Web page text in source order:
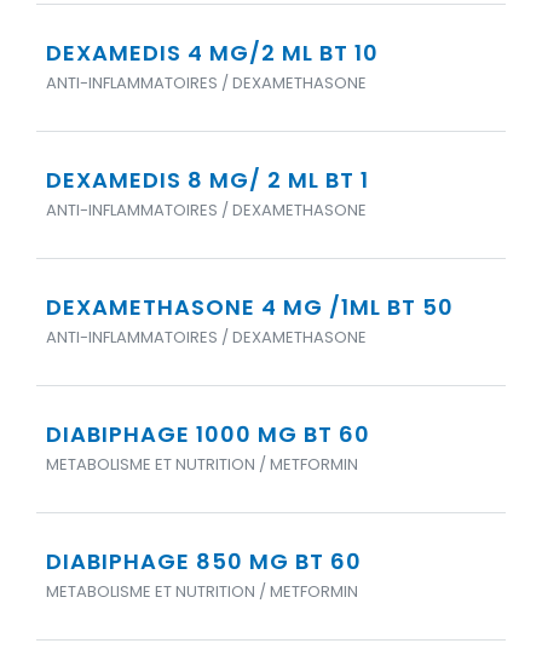
DEXAMEDIS 4 MG/2 ML BT 10
ANTI-INFLAMMATOIRES / DEXAMETHASONE
DEXAMEDIS 8 MG/ 2 ML BT 1
ANTI-INFLAMMATOIRES / DEXAMETHASONE
DEXAMETHASONE 4 MG /1ML BT 50
ANTI-INFLAMMATOIRES / DEXAMETHASONE
DIABIPHAGE 1000 MG BT 60
METABOLISME ET NUTRITION / METFORMIN
DIABIPHAGE 850 MG BT 60
METABOLISME ET NUTRITION / METFORMIN